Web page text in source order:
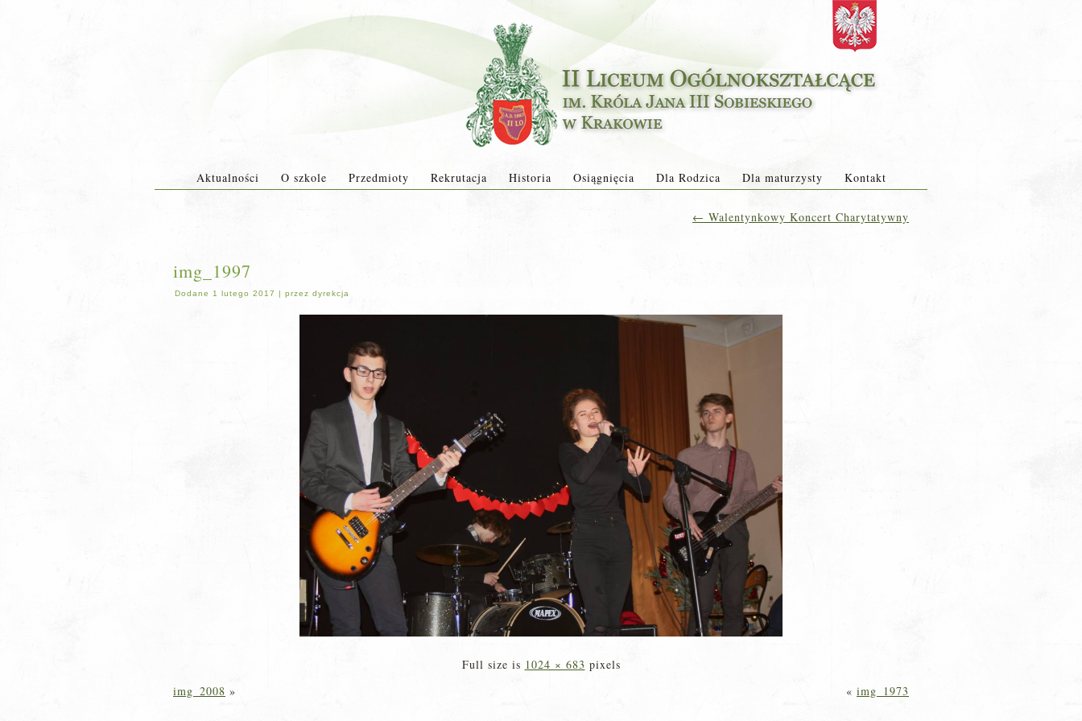
Aktualności O szkole Przedmioty Rekrutacja Historia Osiągnięcia Dla Rodzica Dla maturzysty Kontakt
← Walentynkowy Koncert Charytatywny
img_1997
Dodane 1 lutego 2017 | przez dyrekcja
Full size is 1024 × 683 pixels
img_2008 » « img_1973